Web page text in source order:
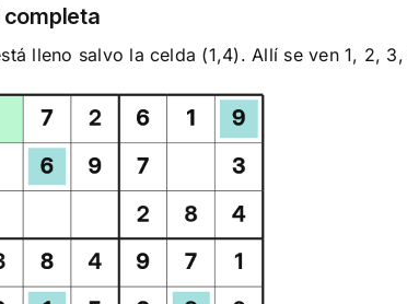
completa
lleno salvo la celda (1,4). Allí se ven 1, 2,